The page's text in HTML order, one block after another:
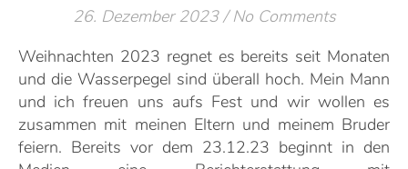
26. Dezember 2023 / No Comments
Weihnachten 2023 regnet es bereits seit Monaten
und die Wasserpegel sind überall hoch. Mein Mann
und ich freuen uns aufs Fest und wir wollen es
zusammen mit meinen Eltern und meinem Bruder
feiern. Bereits vor dem 23.12.23 beginnt in den